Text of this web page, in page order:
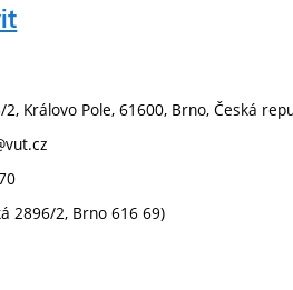
Královo Pole, 61600, Brno, Česká
2896/2, Brno 616 69)